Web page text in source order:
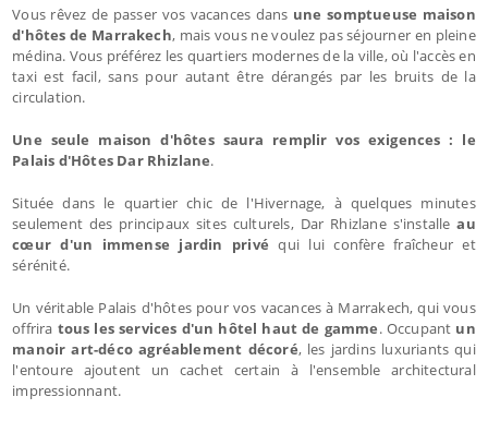
Vous rêvez de passer vos vacances dans une somptueuse maison
d'hôtes de Marrakech, mais vous ne voulez pas séjourner en pleine
médina. Vous préférez les quartiers modernes de la ville, où l'accès en
taxi est facil, sans pour autant être dérangés par les bruits de la
circulation.
Une seule maison d'hôtes saura remplir vos exigences : le
Palais d'Hôtes Dar Rhizlane.
Située dans le quartier chic de l'Hivernage, à quelques minutes
seulement des principaux sites culturels, Dar Rhizlane s'installeau
cœur d'un immense jardin privé qui lui confère fraîcheur et
sérénité.
Un véritable Palais d'hôtes pour vos vacances à Marrakech, qui vous
offrira tous les services d'un hôtel haut de gamme. Occupant un
manoir art-déco agréablement décoré, les jardins luxuriants qui
l'entoure ajoutent un cachet certain à l'ensemble architectural
impressionnant.